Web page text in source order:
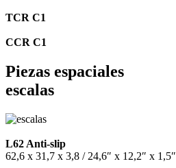
TCR C1
CCR C1
Piezas espaciales
escalas
L62 Anti-slip
62,6 x 31,7 x 3,8 / 24,6″ x 12,2″ x 1,5″